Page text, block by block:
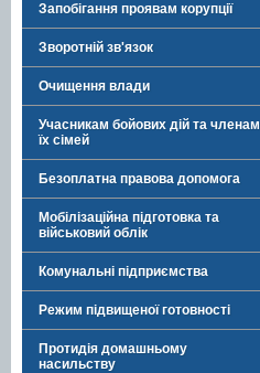
Запобігання проявам корупції
Зворотній зв'язок
Очищення влади
Учасникам бойових дій та членам
їх сімей
Безоплатна правова допомога
Мобілізаційна підготовка та
військовий облік
Комунальні підприємства
Режим підвищеної готовності
Протидія домашньому
насильству